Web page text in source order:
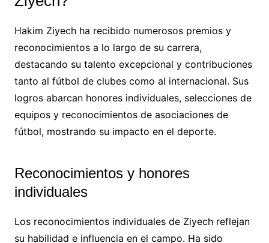
Hakim Ziyech ha recibido numerosos premios y
reconocimientos a lo largo de su carrera,
destacando su talento excepcional y contribuciones
tanto al fútbol de clubes como al internacional. Sus
logros abarcan honores individuales, selecciones de
equipos y reconocimientos de asociaciones de
fútbol, mostrando su impacto en el deporte.
Reconocimientos y honores
individuales
Los reconocimientos individuales de Ziyech reflejan
su habilidad e influencia en el campo. Ha sido